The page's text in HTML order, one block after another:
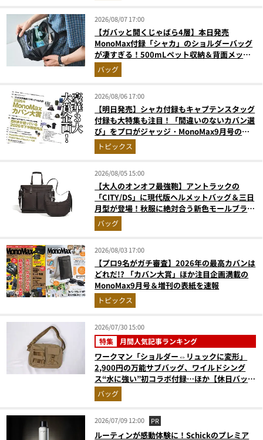
2026/08/07 17:00
【ガバッと開くじゃばら4層】本日発売
MonoMax付録「シャカ」のショルダーバッグ
が凄すぎる！500mLペット収納＆背面メッシ
ュでベタつかない
バッグ
2026/08/06 17:00
【明日発売】シャカ付録もキャプテンスタッグ
付録も大特集も注目！「間違いのないカバン選
び」をプロがジャッジ・MonoMax9月号の目
次を公開
トピックス
2026/08/05 15:00
【大人のオンオフ最強鞄】アントラックの
「CITY/DS」に現代版ヘルメットバッグ＆三日
月型が登場！秋服に絶対合う新色モールブラウ
ンが傑作
バッグ
2026/08/03 17:00
【プロ9名がガチ審査】2026年の最高カバンは
どれだ!? 「カバン大賞」ほか注目企画満載の
MonoMax9月号＆増刊の表紙を速報
トピックス
2026/07/30 15:00
特集 月間人気記事ランキング
ワークマン「ショルダー⇔リュックに変形」
2,900円の万能サブバッグ、ワイルドシング
ス“水に強い”初コラボ付録…ほか【休日バッグ
の人気記事ランキングベスト3】（2026年6月
版）
バッグ
2026/07/09 12:00 PR
ルーティンが感動体験に！Schickのプレミア